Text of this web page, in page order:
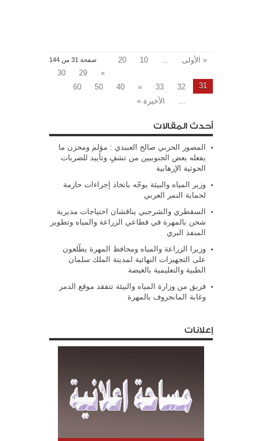
صفحة 31 من 144 « الأولى ...
10
20
«
29
30
31
32
33
»
40
50
60
...
الأخيرة »
أحدث المقالات
المصور الحربي صالح العبيدي : مؤلم ومحزن ما
يفعله بعض الجنوبيين من تشفٍ وتأييد للضربات
الحوثية الإرهابية
وزير المياه والبيئة يوجّه باتخاذ إجراءات حازمة
لحماية النمر العربي
السقطري والشرجبي يناقشان احتياجات مديرية
شحن بالمهرة في قطاعي الزراعة والمياه وتطوير
المنفذ البري
وزيرا الزراعة والمياه ومحافظ المهرة يطّلعون
على التجهيزات النهائية لمدينة الملك سلمان
الطبية والتعليمية بالغيضة
فريق من وزارة المياه والبيئة تتفقد موقع الدمر
وغابة المانجروف بالمهرة
إعلانات